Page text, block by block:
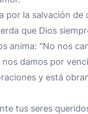
por la salvación de
que Dios
anima: "No nos
damos por
y está
tus seres